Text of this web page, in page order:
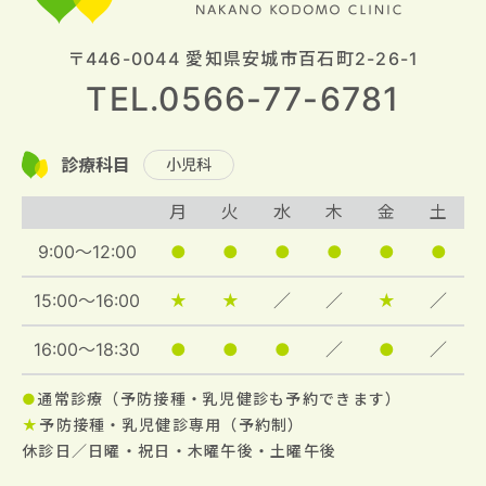
〒446-0044 愛知県安城市百石町2-26-1
TEL.0566-77-6781
診療科目 小児科
月 火 水 木 金
土
9:00～12:00
● ● ● ● ● ●
15:00～16:00 ★ ★ ／ ／ ★ ／
16:00～18:30 ● ● ● ／ ● ／
●通常診療（予防接種・乳児健診も予約できます）
★ 予防接種・乳児健診専用（予約制）
休診日／日曜・祝日・木曜午後・土曜午後